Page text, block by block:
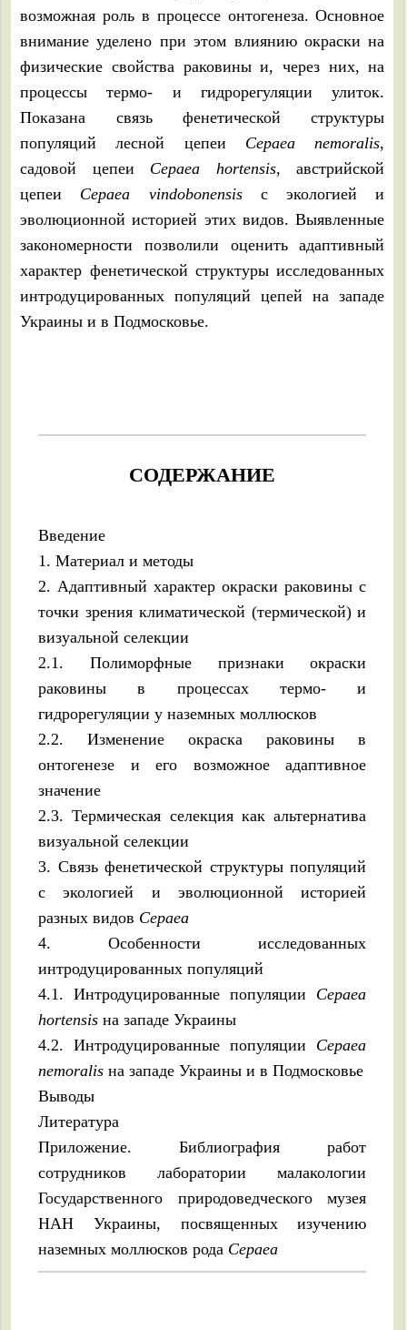
возможная роль в процессе онтогенеза. Основное
внимание уделено при этом влиянию окраски на
физические свойства раковины и, через них, на
процессы термо- и гидрорегуляции улиток.
Показана связь фенетической структуры
популяций лесной цепеи Cepaea nemoralis,
садовой цепеи Cepaea hortensis, австрийской
цепеи Cepaea vindobonensisс экологией и
эволюционной историей этих видов. Выявленные
закономерности позволили оценить адаптивный
характер фенетической структуры исследованных
интродуцированных популяций цепей на западе
Украины и в Подмосковье.
СОДЕРЖАНИЕ
Введение
1. Материал и методы
2. Адаптивный характер окраски раковины с
точки зрения климатической (термической) и
визуальной селекции
2.1. Полиморфные признаки окраски
раковины в процессах термо- и
гидрорегуляции у наземных моллюсков
2.2. Изменение окраска раковины в
онтогенезе и его возможное адаптивное
значение
2.3. Термическая селекция как альтернатива
визуальной селекции
3. Связь фенетической структуры популяций
с экологией и эволюционной историей
разных видов Cepaea
4. Особенности исследованных
интродуцированных популяций
4.1. Интродуцированные популяции Cepaea
hortensis на западе Украины
4.2. Интродуцированные популяции Cepaea
nemoralis на западе Украины и в Подмосковье
Выводы
Литература
Приложение. Библиография работ
сотрудников лаборатории малакологии
Государственного природоведческого музея
НАН Украины, посвященных изучению
наземных моллюсков рода Cepaea